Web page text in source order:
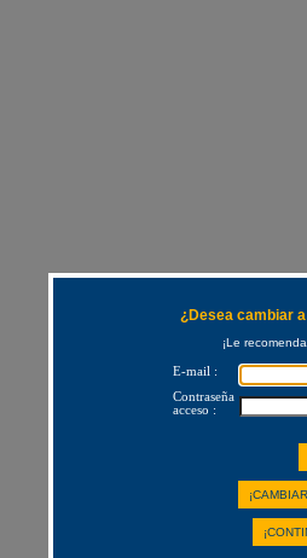
¿Desea cambiar
¡Le
E-mail :
Contraseña
acceso :